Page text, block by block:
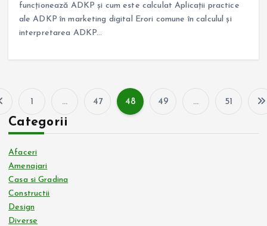
funcționează ADKP și cum este calculat Aplicații practice
ale ADKP în marketing digital Erori comune în calculul și
interpretarea ADKP…
P
1 … 47 48 49 … 51
Categorii
Afaceri
Amenajari
Casa si Gradina
Constructii
Design
Diverse